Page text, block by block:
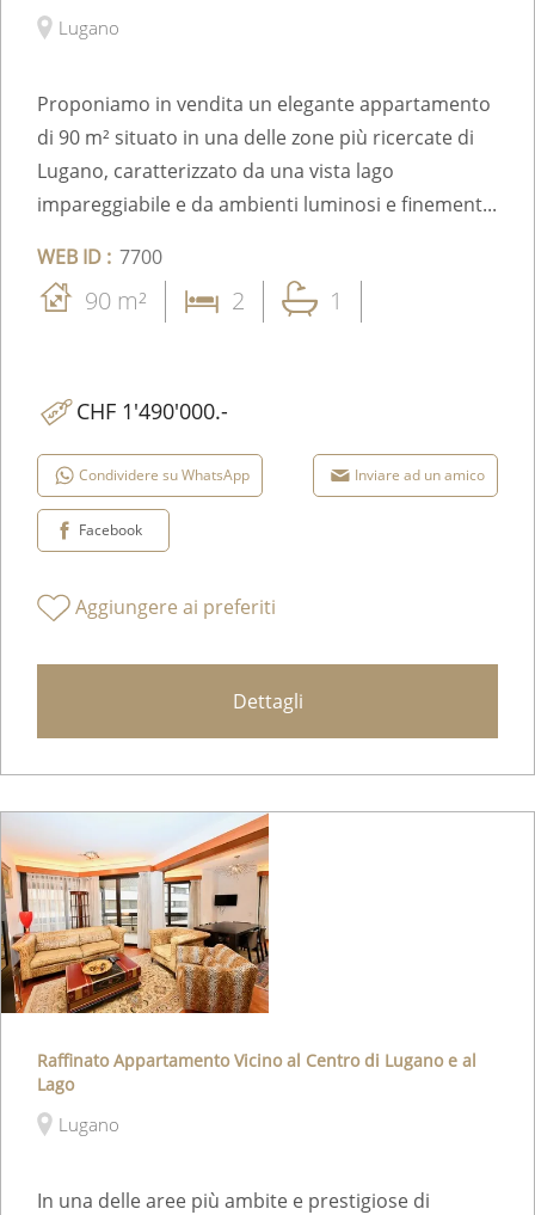
Lugano
Proponiamo in vendita un elegante appartamento
di 90 m² situato in una delle zone più ricercate di
Lugano, caratterizzato da una vista lago
impareggiabile e da ambienti luminosi e finement...
WEB ID : 7700
90 m² 2 1
CHF 1'490'000.-
Condividere su WhatsApp Inviare ad un amico
Facebook
Aggiungere ai preferiti
Dettagli
Raffinato Appartamento Vicino al Centro di Lugano e al
Lago
Lugano
In una delle aree più ambite e prestigiose di